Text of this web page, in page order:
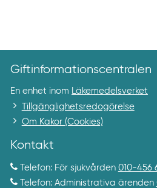
Giftinformationscentralen
En enhet inom Läkemedelsverket
Tillgänglighetsredogörelse
Om Kakor (Cookies)
Kontakt
Telefon: För sjukvården 010-456
Telefon: Administrativa ärenden